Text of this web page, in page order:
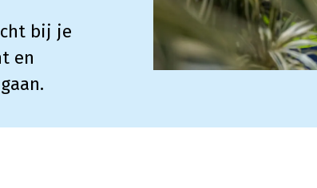
bij je
en